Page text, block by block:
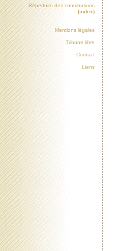
Répertoire des contributions
(index)
Mentions légales
Tribune libre
Contact
Liens